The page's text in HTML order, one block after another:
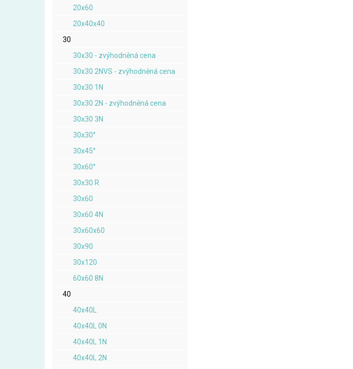
20x60
20x40x40
30
30x30 - zvýhodněná cena
30x30 2NVS - zvýhodněná cena
30x30 1N
30x30 2N - zvýhodněná cena
30x30 3N
30x30°
30x45°
30x60°
30x30 R
30x60
30x60 4N
30x60x60
30x90
30x120
60x60 8N
40
40x40L
40x40L 0N
40x40L 1N
40x40L 2N